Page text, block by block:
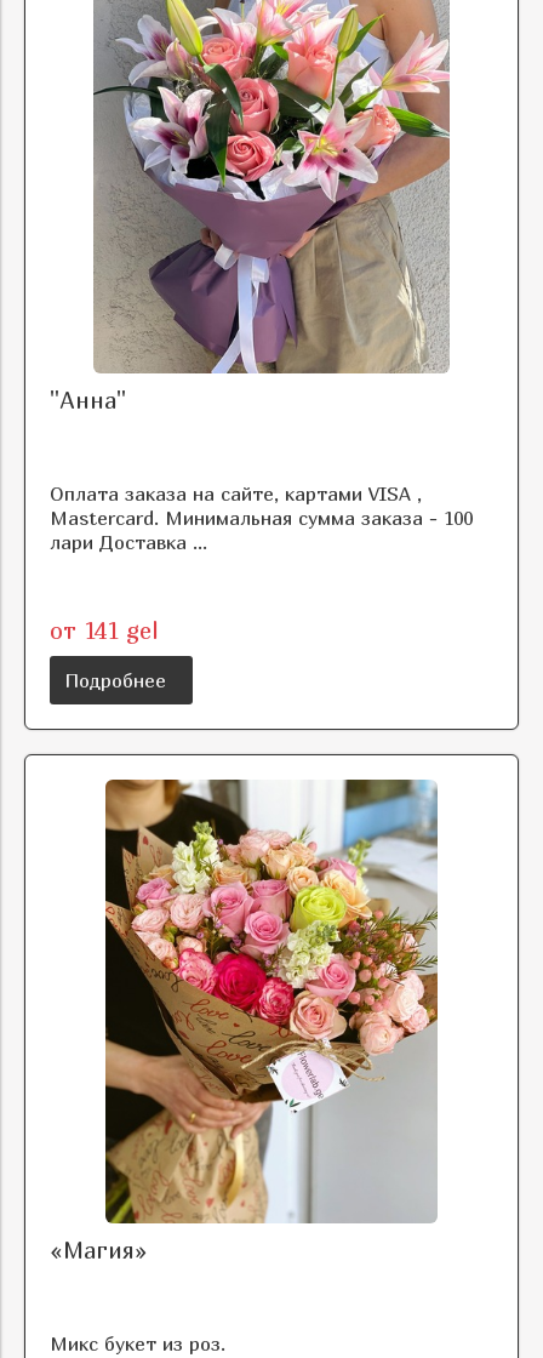
"Анна"
Оплата заказа на сайте, картами VISA ,
Mastercard. Минимальная сумма заказа - 100
лари Доставка ...
от 141 gel
Подробнее
«Магия»
Микс букет из роз.